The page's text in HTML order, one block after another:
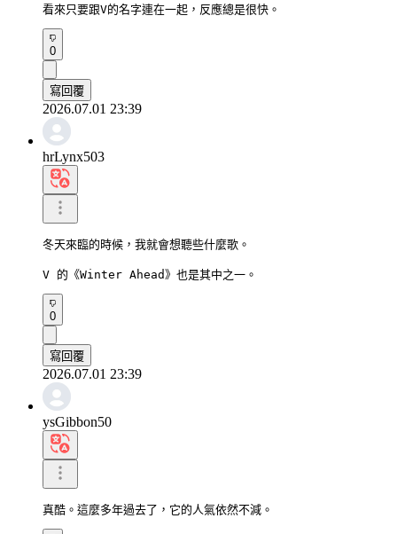
看來只要跟V的名字連在一起，反應總是很快。
0
寫回覆
2026.07.01 23:39
hrLynx503
冬天來臨的時候，我就會想聽些什麼歌。
V 的《Winter Ahead》也是其中之一。
0
寫回覆
2026.07.01 23:39
ysGibbon50
真酷。這麼多年過去了，它的人氣依然不減。